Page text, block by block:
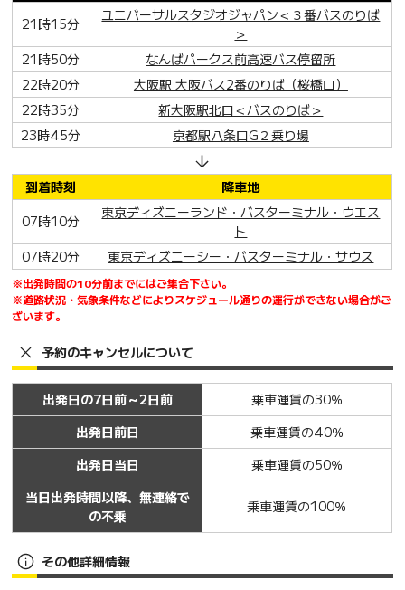
21時15分
ユニバーサルスタジオジャパン＜３番バスのりば
＞
21時50分
なんばパークス前高速バス停留所
22時20分
大阪駅 大阪バス2番のりば（桜橋口）
22時35分
新大阪駅北口＜バスのりば＞
23時45分
京都駅八条口G２乗り場
到着時刻
降車地
07時10分
東京ディズニーランド・バスターミナル・ウエス
ト
07時20分
東京ディズニーシー・バスターミナル・サウス
※出発時間の10分前までにはご集合下さい。
※道路状況・気象条件などによりスケジュール通りの運行ができない場合がご
ざいます。
予約のキャンセルについて
出発日の7日前～2日前
乗車運賃の30％
出発日前日
乗車運賃の40％
出発日当日
乗車運賃の50％
当日出発時間以降、無連絡で
の不乗
乗車運賃の100％
その他詳細情報